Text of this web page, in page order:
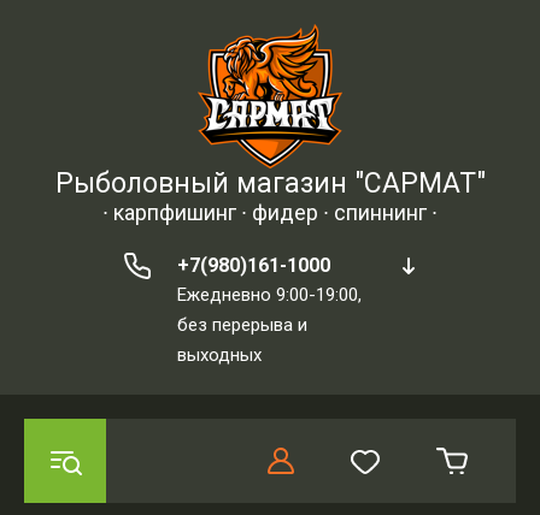
Рыболовный магазин "САРМАТ"
∙ карпфишинг ∙ фидер ∙ спиннинг ∙
+7(980)161-1000
Ежедневно 9:00-19:00,
без перерыва и
выходных